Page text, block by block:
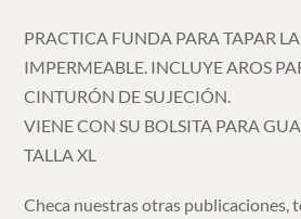
PRACTICA FUNDA PARA TAPAR
IMPERMEABLE. INCLUYE AROS
CINTURÓN DE SUJECIÓN.
VIENE CON SU BOLSITA PARA
TALLA XL
Checa nuestras otras publicaciones,